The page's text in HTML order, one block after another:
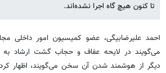
تا کنون هیچ گاه اجرا نشده‌اند.
احمد علیرضابیگی، عضو کمیسیون امور داخلی
می‌گویند در لایحه عفاف و حجاب گشت ارشاد
دیگر از هوشمند شدن آن سخن می‌گویند، اظهار